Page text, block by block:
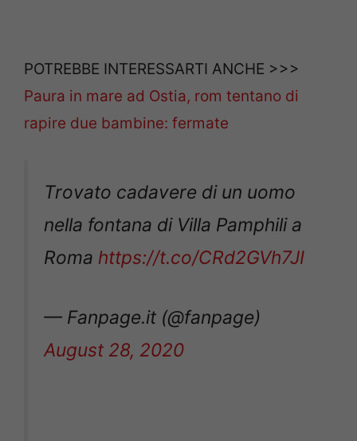
POTREBBE INTERESSARTI ANCHE >>>
Paura in mare ad Ostia, rom tentano di
rapire due bambine: fermate
Trovato cadavere di un uomo
nella fontana di Villa Pamphili a
Roma https://t.co/CRd2GVh7JI
— Fanpage.it (@fanpage)
August 28, 2020